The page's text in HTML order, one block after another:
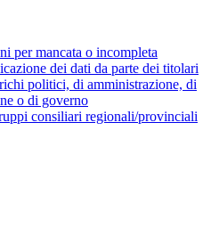
per mancata o incompleta
dei dati da parte dei titolari
politici, di amministrazione, di
o di governo
consiliari regionali/provinciali